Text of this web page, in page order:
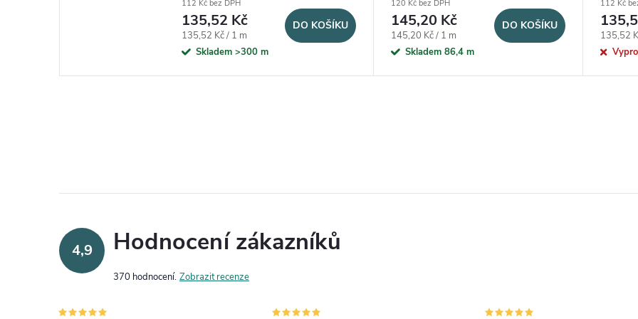
112 Kč bez DPH
135,52 Kč
Měrná cena:
135,52 Kč / 1 m
Skladem >300 m
DO KOŠÍKU
120 Kč bez DPH
145,20 Kč
Měrná cena:
145,20 Kč / 1 m
Skladem 86,4 m
DO KOŠÍKU
112 Kč
Měrná
135,52
4,9 Hodnocení zákazníků
370 hodnocení Zobrazit recenze